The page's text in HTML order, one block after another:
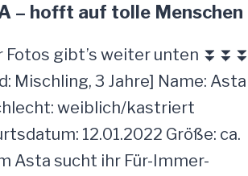
– hofft auf tolle Menschen
Fotos gibt’s weiter unten
Mischling, 3 Jahre] Name: Asta
weiblich/kastriert
12.01.2022 Größe: ca.
Asta sucht ihr Für-Immer-